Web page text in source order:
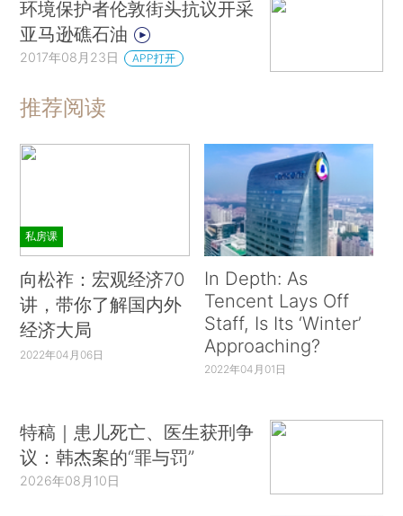
环境保护者伦敦街头抗议开采
亚马逊礁石油
2017年08月23日 APP打开
推荐阅读
私房课
向松祚：宏观经济70
讲，带你了解国内外
经济大局
2022年04月06日
In Depth: As
Tencent Lays Off
Staff, Is Its ‘Winter’
Approaching?
2022年04月01日
特稿｜患儿死亡、医生获刑争
议：韩杰案的“罪与罚”
2026年08月10日